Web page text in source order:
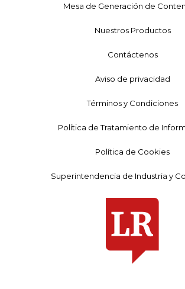
Mesa de Generación de
Nuestros Productos
Contáctenos
Aviso de privacidad
Términos y Condiciones
Política de Tratamiento de
Política de Cookies
Superintendencia de Industria y